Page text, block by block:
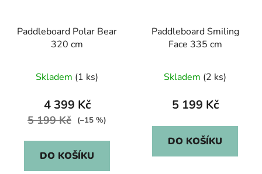
Paddleboard Polar Bear
320 cm
Skladem (1 ks)
4 399 Kč
5 199 Kč (–15 %)
DO KOŠÍKU
Paddleboard Smiling
Face 335 cm
Skladem (2 ks)
5 199 Kč
DO KOŠÍKU